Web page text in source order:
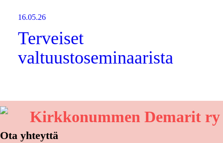
16.05.26
Terveiset
valtuustoseminaarista
Kirkkonummen Demarit ry
Ota yhteyttä